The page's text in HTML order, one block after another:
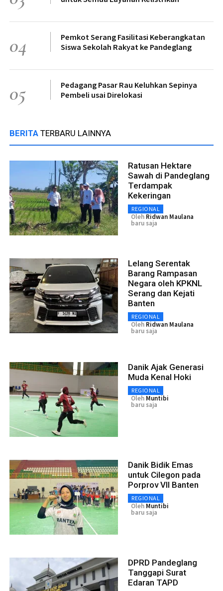
04
Pemkot Serang Fasilitasi Keberangkatan
Siswa Sekolah Rakyat ke Pandeglang
05
Pedagang Pasar Rau Keluhkan Sepinya
Pembeli usai Direlokasi
BERITA TERBARU LAINNYA
Ratusan Hektare
Sawah di Pandeglang
Terdampak
Kekeringan
REGIONAL
Oleh Ridwan Maulana
baru saja
Lelang Serentak
Barang Rampasan
Negara oleh KPKNL
Serang dan Kejati
Banten
REGIONAL
Oleh Ridwan Maulana
baru saja
Danik Ajak Generasi
Muda Kenal Hoki
REGIONAL
Oleh Muntibi
baru saja
Danik Bidik Emas
untuk Cilegon pada
Porprov VII Banten
REGIONAL
Oleh Muntibi
baru saja
DPRD Pandeglang
Tanggapi Surat
Edaran TAPD